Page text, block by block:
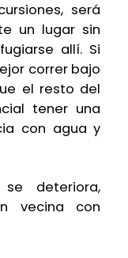
será
un lugar sin
allí. Si
correr bajo
el resto del
tener una
con agua y
deteriora,
vecina con